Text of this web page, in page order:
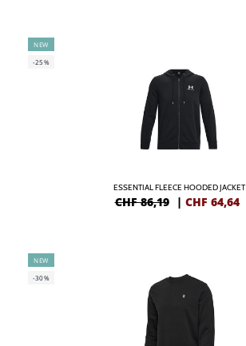
NEW
-25%
ESSENTIAL FLEECE HOODED JACKET
CHF 86,19 | CHF 64,64
NEW
-30%